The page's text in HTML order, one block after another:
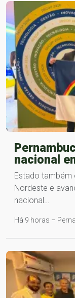
nacional
Estado também
Nordeste e
nacional…
Há 9 horas –